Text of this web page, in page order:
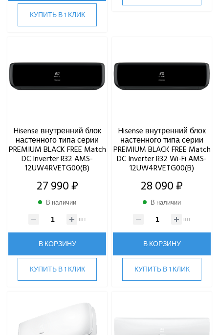
КУПИТЬ В 1 КЛИК
Hisense внутренний блок
настенного типа серии
PREMIUM BLACK FREE Match
DC Inverter R32 AMS-
12UW4RVETG00(B)
27 990 ₽
В наличии
шт
В КОРЗИНУ
КУПИТЬ В 1 КЛИК
Hisense внутренний блок
настенного типа серии
PREMIUM BLACK FREE Match
DC Inverter R32 Wi-Fi AMS-
12UW4RVETG00(B)
28 090 ₽
В наличии
шт
В КОРЗИНУ
КУПИТЬ В 1 КЛИК